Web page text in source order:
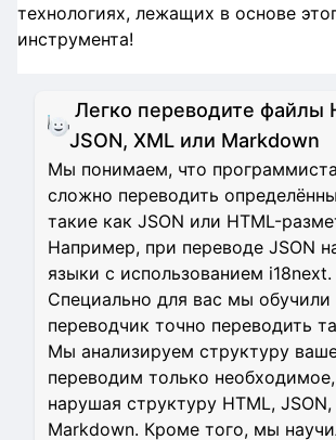
технологиях, лежащих в основе
инструмента!
Легко переводите файлы
JSON, XML или Markdown
Мы понимаем, что
сложно переводить
такие как JSON или HTML-
Например, при переводе JSON
языки с использованием i18next.
Специально для вас мы обучили
переводчик точно переводить
Мы анализируем структуру
переводим только
нарушая структуру HTML,
Markdown. Кроме того, мы